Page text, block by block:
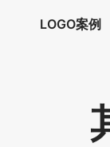
LOGO案例